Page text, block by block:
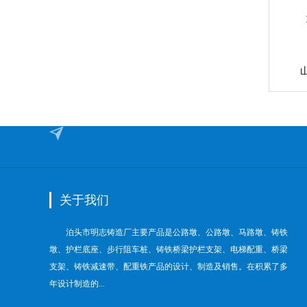
关于我们
泊头市明志铸造厂主要产品是公路墩、公路墩、马路墩、铸铁
墩、护栏底座、步行阻车桩、铸铁桥梁护栏支架、电梯配重、桥梁
支架、铸铁减速带、配重铁产品的设计、制造及销售。在积累了多
年设计制造的...